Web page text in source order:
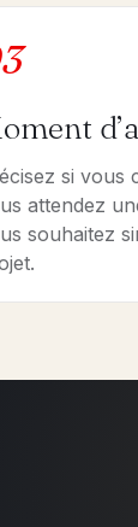
si vous
attendez
souhaitez